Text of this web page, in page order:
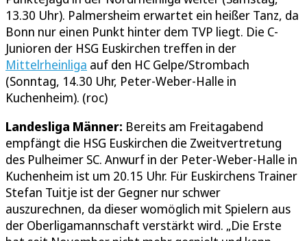
13.30 Uhr). Palmersheim erwartet ein heißer Tanz, da
Bonn nur einen Punkt hinter dem TVP liegt. Die C-
Junioren der HSG Euskirchen treffen in der
Mittelrheinliga auf den HC Gelpe/Strombach
(Sonntag, 14.30 Uhr, Peter-Weber-Halle in
Kuchenheim). (roc)
Landesliga Männer: Bereits am Freitagabend
empfängt die HSG Euskirchen die Zweitvertretung
des Pulheimer SC. Anwurf in der Peter-Weber-Halle in
Kuchenheim ist um 20.15 Uhr. Für Euskirchens Trainer
Stefan Tuitje ist der Gegner nur schwer
auszurechnen, da dieser womöglich mit Spielern aus
der Oberligamannschaft verstärkt wird. „Die Erste